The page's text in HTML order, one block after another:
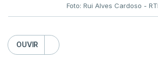
Foto: Rui Alves Cardoso -
OUVIR